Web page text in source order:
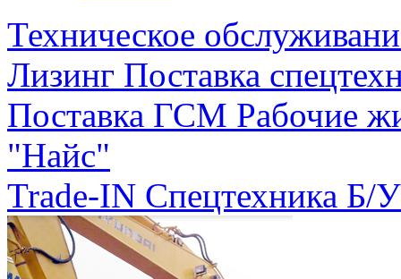
Техническое
Лизинг Поставка
Поставка ГСМ Рабочие
"Найс"
Trade-IN Спецтехника Б/У